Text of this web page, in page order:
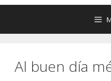
Al buen día